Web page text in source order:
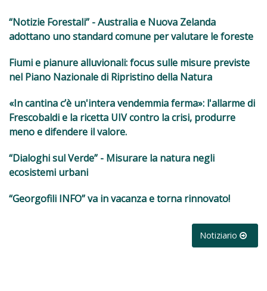
“Notizie Forestali” - Australia e Nuova Zelanda
adottano uno standard comune per valutare le foreste
Fiumi e pianure alluvionali: focus sulle misure previste
nel Piano Nazionale di Ripristino della Natura
«In cantina c’è un'intera vendemmia ferma»: l'allarme di
Frescobaldi e la ricetta UIV contro la crisi, produrre
meno e difendere il valore.
“Dialoghi sul Verde” - Misurare la natura negli
ecosistemi urbani
“Georgofili INFO” va in vacanza e torna rinnovato!
Notiziario